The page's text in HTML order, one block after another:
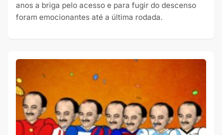
anos a briga pelo acesso e para fugir do descenso
foram emocionantes até a última rodada.